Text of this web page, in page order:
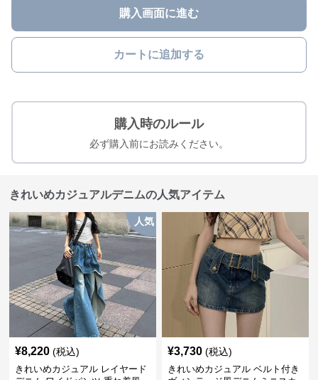
購入画面に進む
カートに追加する
購入時のルール
必ず購入前にお読みください。
きれいめカジュアルデニムの人気アイテム
人気
¥8,220 (税込)
きれいめカジュアル レイヤード
¥3,730 (税込)
きれいめカジュアル ベルト付き